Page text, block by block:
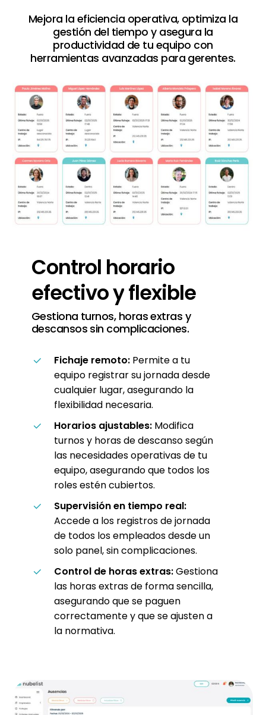
Mejora la eficiencia operativa, optimiza la
gestión del tiempo y asegura la
productividad de tu equipo con
herramientas avanzadas para gerentes.
Control horario
efectivoyflexible
Gestiona turnos, horas extras y
descansos sin complicaciones.
Fichaje remoto:Permite a tu
equipo registrar su jornada desde
cualquier lugar, asegurando la
flexibilidad necesaria.
Horarios ajustables:Modifica
turnos y horas de descanso según
las necesidades operativas de tu
equipo, asegurando que todos los
roles estén cubiertos.
Supervisión en tiempo real:
Accede a los registros de jornada
de todos los empleados desde un
solo panel, sin complicaciones.
Control de horas extras:Gestiona
las horas extras de forma sencilla,
asegurando que se paguen
correctamente y que se ajusten a
la normativa.